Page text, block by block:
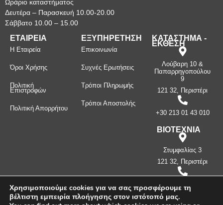
Ωράριο καταστήματος
Δευτέρα – Παρασκευή 10.00-20.00
Σάββατο 10.00 – 15.00
ΕΤΑΙΡΕΙΑ
Η Εταιρεία
Όροι Χρήσης
Πολιτική
Επιστροφών
Πολιτική Απορρήτου
ΕΞΥΠΗΡΕΤΗΣΗ
Επικοινωνία
Συχνές Ερωτήσεις
Τρόποι Πληρωμής
Τρόποι Αποστολής
ΚΑΤΑΣΤΗΜΑ -
ΕΚΘΕΣΗ
Λούβαρη 10 &
Παπαρρηγοπούλου
9
121 32, Περιστέρι
+30 213 01 43 010
ΒΙΟΤΕΧΝΙΑ
Στυμφαλίας 3
121 32, Περιστέρι
397
Χρησιμοποιούμε cookies για να σας προσφέρουμε τη
βέλτιστη εμπειρία πλοήγησης στον ιστότοπό μας.